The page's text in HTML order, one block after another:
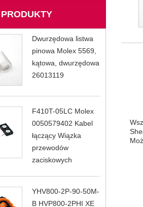
Dwurzędowa listwa
pinowa Molex 5569,
kątowa, dwurzędowa
26013119
F410T-05LC Molex
0050579402 Kabel
łączący Wiązka
przewodów
zaciskowych
YHV800-2P-90-50M-
B HVP800-2PHI XE